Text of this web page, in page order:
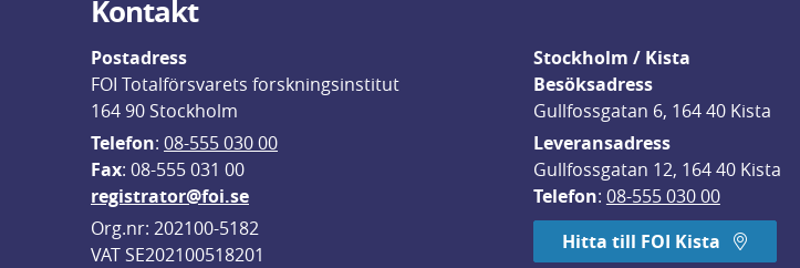
Kontakt
Postadress
FOI Totalförsvarets forskningsinstitut
164 90 Stockholm
Telefon: 08-555 030 00
Fax: 08-555 031 00
registrator@foi.se
Org.nr: 202100-5182
VAT SE202100518201
Stockholm / Kista
Besöksadress
Gullfossgatan 6, 164 40 Kista
Leveransadress
Gullfossgatan 12, 164 40 Kista
Telefon: 08-555 030 00
Hitta till FOI Kista